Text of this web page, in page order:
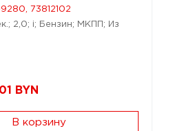
73812102
2,0; i; Бензин; МКПП; Из
BYN
В корзину